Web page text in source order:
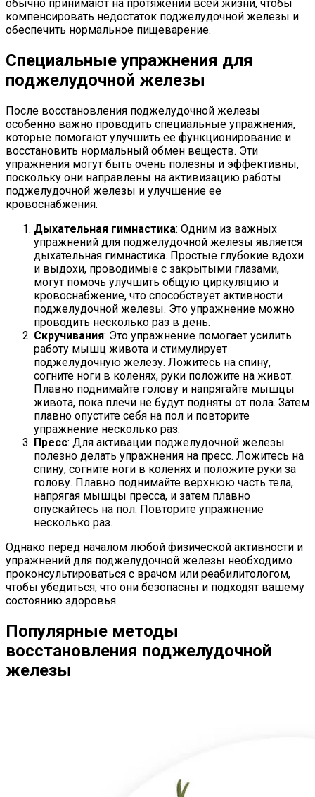
обычно принимают на протяжении всей жизни, чтобы
компенсировать недостаток поджелудочной железы и
обеспечить нормальное пищеварение.
Специальные упражнения для
поджелудочной железы
После восстановления поджелудочной железы
особенно важно проводить специальные упражнения,
которые помогают улучшить ее функционирование и
восстановить нормальный обмен веществ. Эти
упражнения могут быть очень полезны и эффективны,
поскольку они направлены на активизацию работы
поджелудочной железы и улучшение ее
кровоснабжения.
Дыхательная гимнастика: Одним из важных
упражнений для поджелудочной железы является
дыхательная гимнастика. Простые глубокие вдохи
и выдохи, проводимые с закрытыми глазами,
могут помочь улучшить общую циркуляцию и
кровоснабжение, что способствует активности
поджелудочной железы. Это упражнение можно
проводить несколько раз в день.
Скручивания: Это упражнение помогает усилить
работу мышц живота и стимулирует
поджелудочную железу. Ложитесь на спину,
согните ноги в коленях, руки положите на живот.
Плавно поднимайте голову и напрягайте мышцы
живота, пока плечи не будут подняты от пола. Затем
плавно опустите себя на пол и повторите
упражнение несколько раз.
Пресс: Для активации поджелудочной железы
полезно делать упражнения на пресс. Ложитесь на
спину, согните ноги в коленях и положите руки за
голову. Плавно поднимайте верхнюю часть тела,
напрягая мышцы пресса, и затем плавно
опускайтесь на пол. Повторите упражнение
несколько раз.
Однако перед началом любой физической активности и
упражнений для поджелудочной железы необходимо
проконсультироваться с врачом или реабилитологом,
чтобы убедиться, что они безопасны и подходят вашему
состоянию здоровья.
Популярные методы
восстановления поджелудочной
железы